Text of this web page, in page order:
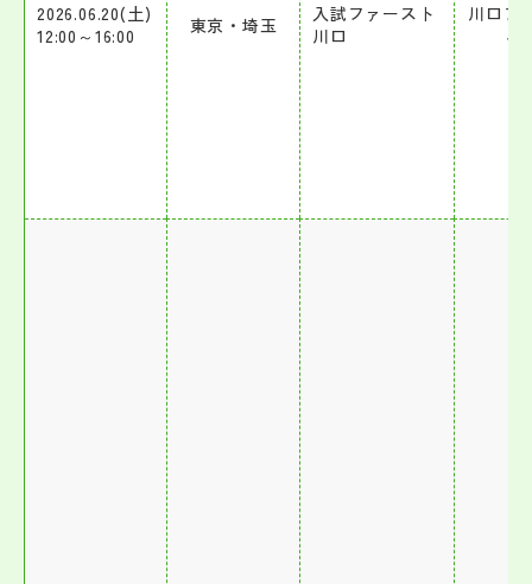
2026.06.20(土)
12:00～16:00
東京・埼玉
入試ファースト
川口
川口フ
ィ